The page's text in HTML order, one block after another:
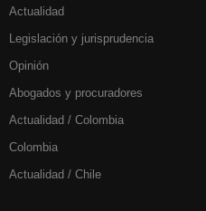
Actualidad
Legislación y jurisprudencia
Opinión
Abogados y procuradores
Actualidad / Colombia
Colombia
Actualidad / Chile